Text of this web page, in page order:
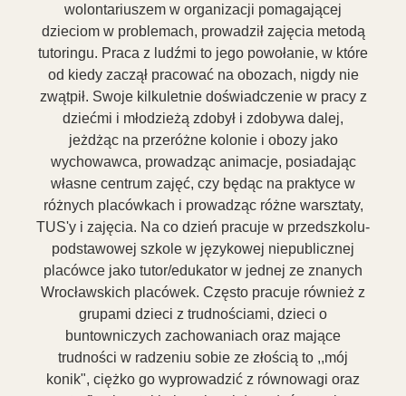
wolontariuszem w organizacji pomagającej
dzieciom w problemach, prowadził zajęcia metodą
tutoringu. Praca z ludźmi to jego powołanie, w które
od kiedy zaczął pracować na obozach, nigdy nie
zwątpił. Swoje kilkuletnie doświadczenie w pracy z
dziećmi i młodzieżą zdobył i zdobywa dalej,
jeżdżąc na przeróżne kolonie i obozy jako
wychowawca, prowadząc animacje, posiadając
własne centrum zajęć, czy będąc na praktyce w
różnych placówkach i prowadząc różne warsztaty,
TUS'y i zajęcia. Na co dzień pracuje w przedszkolu-
podstawowej szkole w językowej niepublicznej
placówce jako tutor/edukator w jednej ze znanych
Wrocławskich placówek. Często pracuje również z
grupami dzieci z trudnościami, dzieci o
buntowniczych zachowaniach oraz mające
trudności w radzeniu sobie ze złością to ,,mój
konik", ciężko go wyprowadzić z równowagi oraz